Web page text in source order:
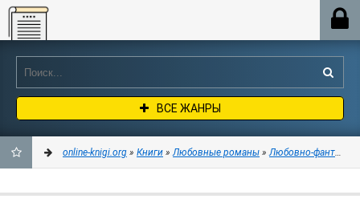
Online-knigi.org
ВСЕ ЖАНРЫ
online-knigi.org » Книги »Любовные романы »Любовно-